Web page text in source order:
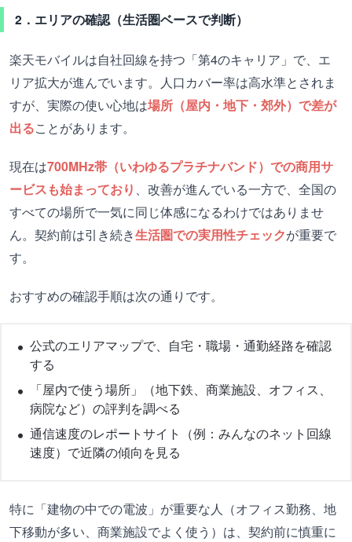
2．エリアの確認（生活圏ベースで判断）
楽天モバイルは自社回線を持つ「第4のキャリア」で、エ
リア拡大が進んでいます。人口カバー率は高水準とされま
すが、実際の使い心地は場所（屋内・地下・郊外）で差が
出ることがあります。
現在は700MHz帯（いわゆるプラチナバンド）での商用サ
ービスも始まっており 、改善が進んでいる一方で、全国の
すべての場所で一気に同じ体感になるわけではありませ
ん。契約前は引き続き生活圏での実用性チェックが重要で
す。
おすすめの確認手順は次の通りです。
公式のエリアマップで、自宅・職場・通勤経路を確認
する
「屋内で使う場所」（地下鉄、商業施設、オフィス、
病院など）の評判を調べる
通信速度のレポートサイト（例：みんなのネット回線
速度）で近隣の傾向を見る
特に「建物の中での電波」が重要な人（オフィス勤務、地
下移動が多い、商業施設でよく使う）は、契約前に慎重に